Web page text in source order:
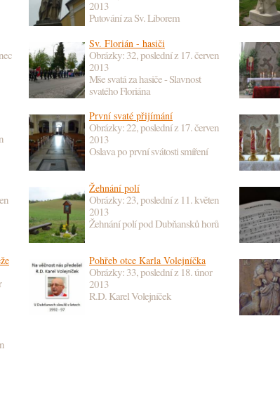
2013
Putování za Sv. Liborem
Sv. Florián - hasiči
Obrázky: 32, poslední z 17. červen
2013
Mše svatá za hasiče - Slavnost
svatého Floriána
První svaté přijímání
Obrázky: 22, poslední z 17. červen
2013
Oslava po první svátosti smíření
Žehnání polí
Obrázky: 23, poslední z 11. květen
2013
Žehnání polí pod Dubňansků horů
Pohřeb otce Karla Volejníčka
Obrázky: 33, poslední z 18. únor
2013
R.D. Karel Volejníček